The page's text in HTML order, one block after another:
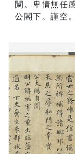
闌。卑情無任
公閣下。謹空。